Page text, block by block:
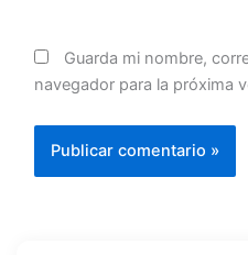
Guarda mi nombre,
navegador para la próxima